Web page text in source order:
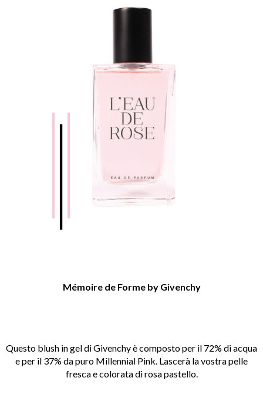
Mémoire de Forme by Givenchy
Questo blush in gel di Givenchy è composto per il 72% di acqua
e per il 37% da puro Millennial Pink. Lascerà la vostra pelle
fresca e colorata di rosa pastello.